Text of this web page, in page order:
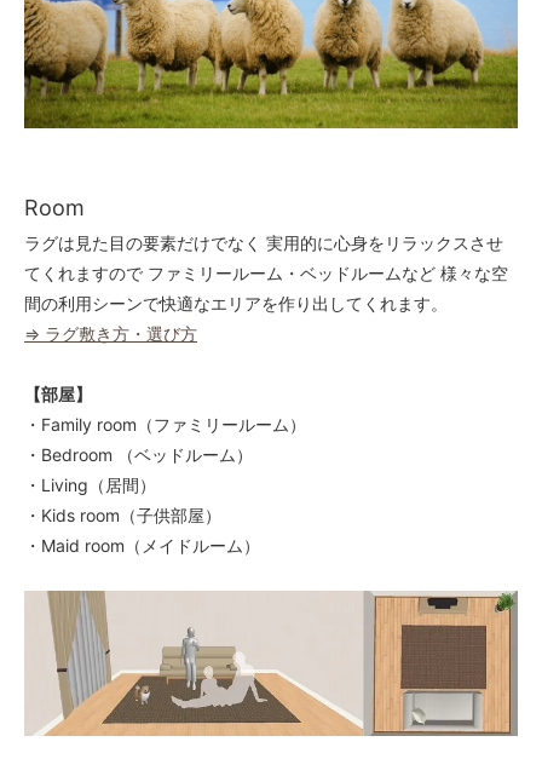
Room
ラグは見た目の要素だけでなく 実用的に心身をリラックスさせ
てくれますので ファミリールーム・ベッドルームなど 様々な空
間の利用シーンで快適なエリアを作り出してくれます。
⇒ ラグ敷き方・選び方
【部屋】
・Family room（ファミリールーム）
・Bedroom （ベッドルーム）
・Living（居間）
・Kids room（子供部屋）
・Maid room（メイドルーム）